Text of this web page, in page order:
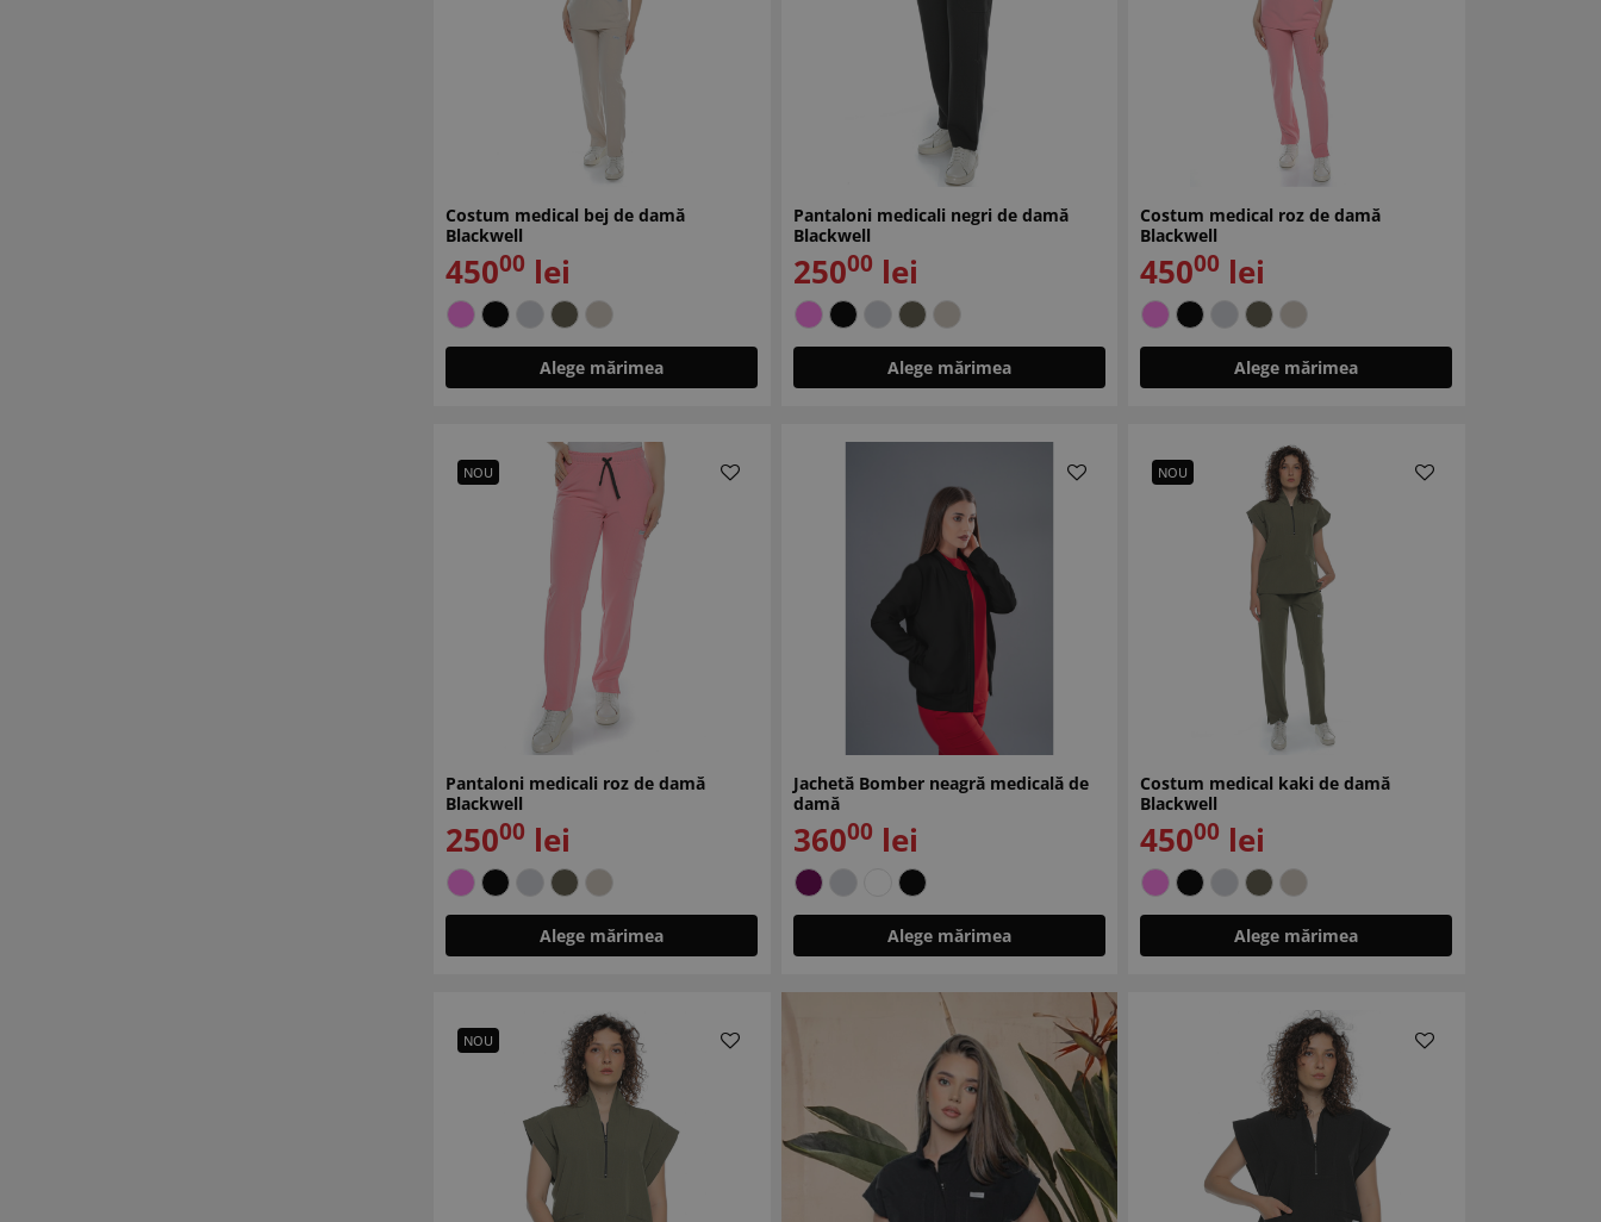
Costum medical bej de damă
Blackwell
45000 lei
Alege mărimea
Pantaloni medicali negri de damă
Blackwell
25000 lei
Alege mărimea
Costum medical roz de damă
Blackwell
45000 lei
Alege mărimea
NOU
Pantaloni medicali roz de damă
Blackwell
25000 lei
Alege mărimea
Jachetă Bomber neagră medicală de
damă
36000 lei
Alege mărimea
NOU
Costum medical kaki de damă
Blackwell
45000 lei
Alege mărimea
NOU